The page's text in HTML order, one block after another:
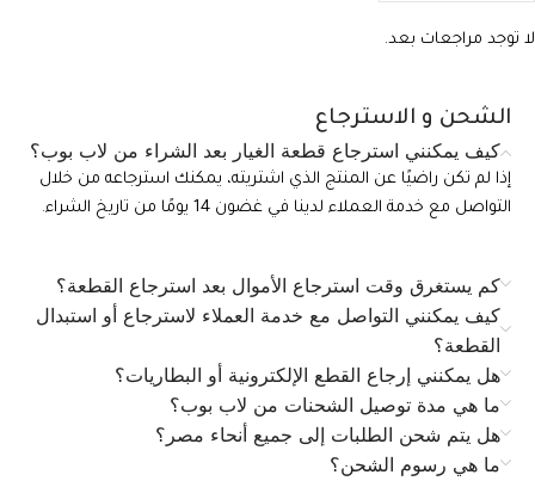
لا توجد مراجعات بعد.
الشحن و الاسترجاع
كيف يمكنني استرجاع قطعة الغيار بعد الشراء من لاب بوب؟
إذا لم تكن راضيًا عن المنتج الذي اشتريته، يمكنك استرجاعه من خلال
التواصل مع خدمة العملاء لدينا في غضون 14 يومًا من تاريخ الشراء.
كم يستغرق وقت استرجاع الأموال بعد استرجاع القطعة؟
كيف يمكنني التواصل مع خدمة العملاء لاسترجاع أو استبدال
القطعة؟
هل يمكنني إرجاع القطع الإلكترونية أو البطاريات؟
ما هي مدة توصيل الشحنات من لاب بوب؟
هل يتم شحن الطلبات إلى جميع أنحاء مصر؟
ما هي رسوم الشحن؟